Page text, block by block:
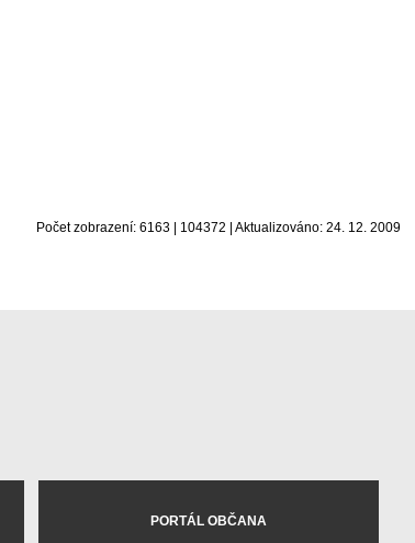
Počet zobrazení: 6163 | 104372 | Aktualizováno: 24. 12. 2009
PORTÁL OBČANA